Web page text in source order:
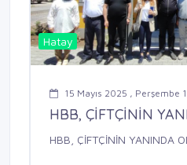
Hatay
15 Mayıs 2025 , Perşembe
HBB, ÇİFTÇİNİN
HBB, ÇİFTÇİNİN YANINDA